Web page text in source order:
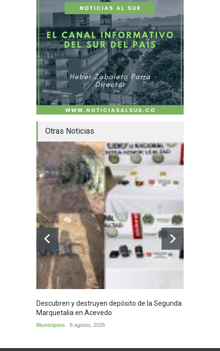
Otras Noticias
Descubren y destruyen depósito de la Segunda
Marquetalia en Acevedo
Municipios 8 agosto, 2026